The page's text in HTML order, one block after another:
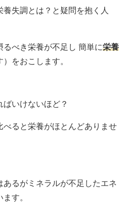
失調とは？と疑問を抱く人
べき栄養が不足し 簡単に栄養
）をおこします。
いけないほど？
べると栄養がほとんどありませ
るがミネラルが不足したエネ
す。